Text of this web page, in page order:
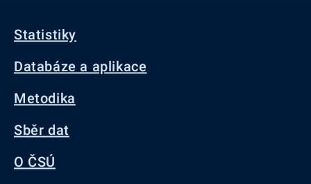
Statistiky
Databáze a aplikace
Metodika
Sběr dat
O ČSÚ